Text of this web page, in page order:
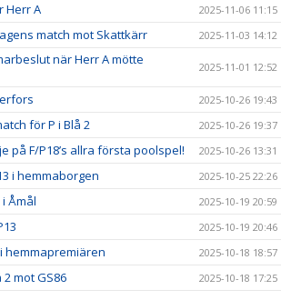
Herr A 2025-11-06 11:15
match mot Skattkärr 2025-11-03 14:12
när Herr A mötte
2025-11-01 12:52
2025-10-26 19:43
för P i Blå 2 2025-10-26 19:37
på F/P18’s allra första poolspel! 2025-10-26 13:31
i hemmaborgen 2025-10-25 22:26
Åmål 2025-10-19 20:59
2025-10-19 20:46
hemmapremiären 2025-10-18 18:57
mot GS86 2025-10-18 17:25